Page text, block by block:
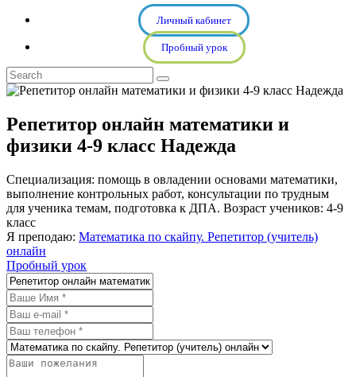
Личный кабинет
Пробный урок
Репетитор онлайн математики и
физики 4-9 класс Надежда
Специализация: помощь в овладении основами математики,
выполнение контрольных работ, консультации по трудным
для ученика темам, подготовка к ДПА. Возраст учеников: 4-9
класс
Я преподаю: Математика по скайпу. Репетитор (учитель)
онлайн
Пробный урок